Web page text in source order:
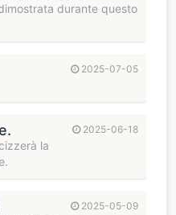
durante questo
2025-07-05
2025-06-18
la
2025-05-09